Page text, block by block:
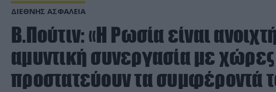
ΔΙΕΘΝΗΣ ΑΣΦΑΛΕΙΑ
Β.Πούτιν: «Η Ρωσία είναι
αμυντική συνεργασία με
προστατεύουν τα συμφέροντά